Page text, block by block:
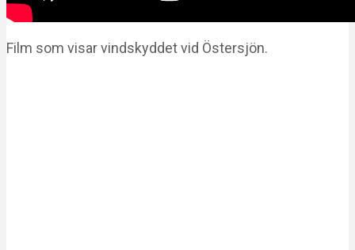
Film som visar vindskyddet vid Östersjön.